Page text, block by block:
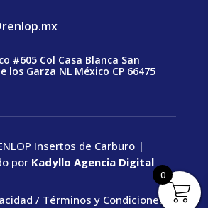
#605 Col Casa Blanca San
los Garza NL México CP 66475
Insertos de Carburo |
por Kadyllo Agencia Digital
/ Términos y Condiciones
0